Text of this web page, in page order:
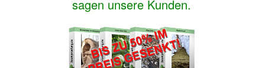
sagen unsere Kunden.